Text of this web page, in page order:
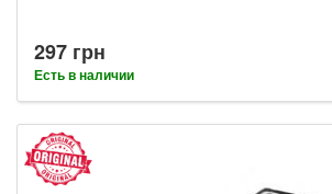
297 грн
Есть в наличии